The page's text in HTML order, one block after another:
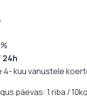
24h
4- kuu vanustele
päevas: 1 riba /